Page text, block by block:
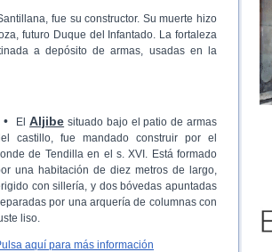
fue su constructor. Su muerte hizo
futuro Duque del Infantado. La fortaleza
a depósito de armas, usadas en la
• ElAljibe situado bajo el patio de armas
castillo, fue mandado construir por el
de Tendilla en el s. XVI. Está formado
una habitación de diez metros de largo,
con sillería, y dos bóvedas apuntadas
por una arquería de columnas con
liso.
aquí para más información